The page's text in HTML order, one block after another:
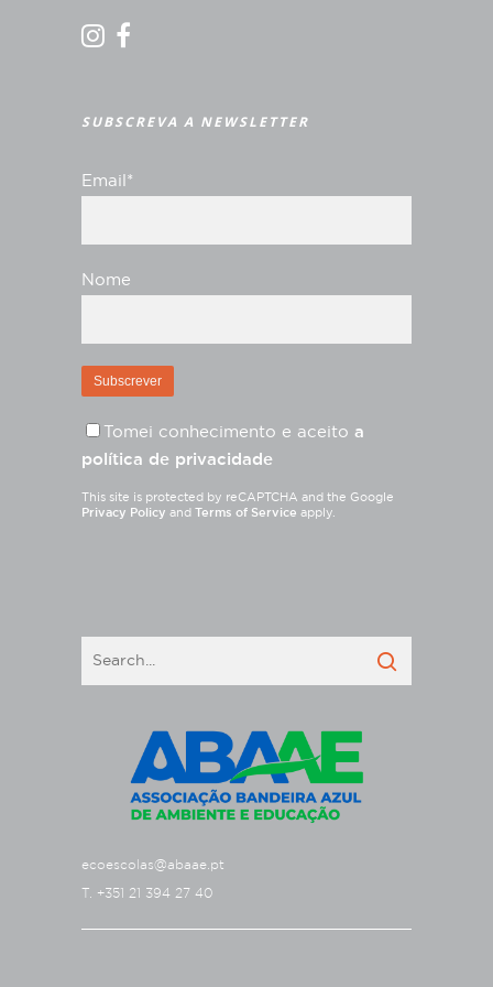
SUBSCREVA A NEWSLETTER
Email*
Nome
Tomei conhecimento e aceito a
política de privacidade
This site is protected by reCAPTCHA and the Google
Privacy Policy and Terms of Service apply.
ecoescolas@abaae.pt
T. +351 21 394 27 40